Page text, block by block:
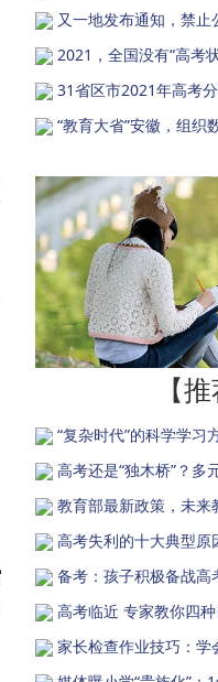
又一地发布通知，禁
2021，全国没有“高考
31省区市2021年高考分
“教育大省”安徽，组织
【
“复杂时代”的科学学习
高考还是“独木桥”？多
教育部最新政策，未来
高考失利的十大典型原
备考：孩子积极备战
高考临近 专家教你四
家长检查作业技巧：